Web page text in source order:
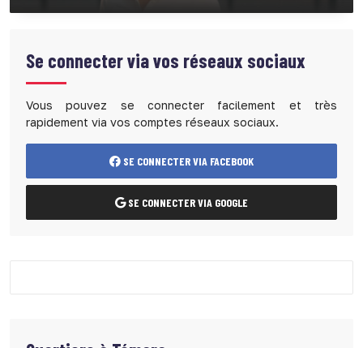
Se connecter via vos réseaux sociaux
Vous pouvez se connecter facilement et très
rapidement via vos comptes réseaux sociaux.
SE CONNECTER VIA FACEBOOK
SE CONNECTER VIA GOOGLE